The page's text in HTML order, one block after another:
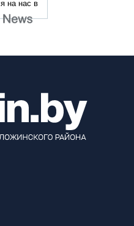
на нас в